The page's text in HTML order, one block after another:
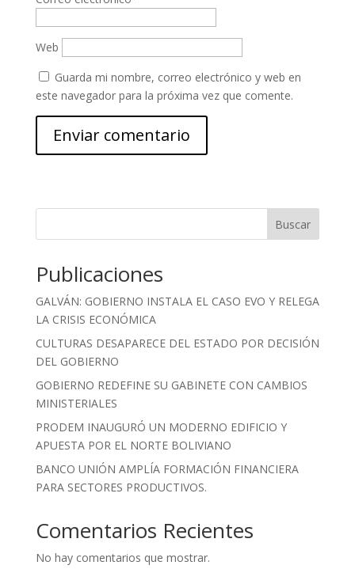
Web
Guarda mi nombre, correo electrónico y web en
este navegador para la próxima vez que comente.
Buscar
Publicaciones
GALVÁN: GOBIERNO INSTALA EL CASO EVO Y RELEGA
LA CRISIS ECONÓMICA
CULTURAS DESAPARECE DEL ESTADO POR DECISIÓN
DEL GOBIERNO
GOBIERNO REDEFINE SU GABINETE CON CAMBIOS
MINISTERIALES
PRODEM INAUGURÓ UN MODERNO EDIFICIO Y
APUESTA POR EL NORTE BOLIVIANO
BANCO UNIÓN AMPLÍA FORMACIÓN FINANCIERA
PARA SECTORES PRODUCTIVOS.
Comentarios Recientes
No hay comentarios que mostrar.